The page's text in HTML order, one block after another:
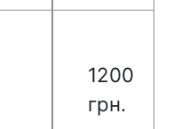
1200
грн.